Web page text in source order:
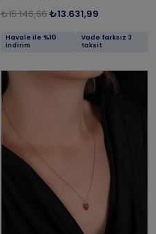
₺15.146,66₺13.631,99
Havale ile %10
indirim
Vade farksız 3
taksit